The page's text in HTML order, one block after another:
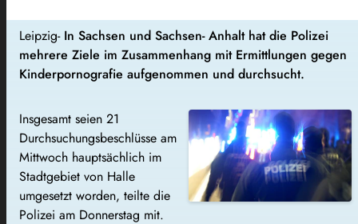
Leipzig- In Sachsen und Sachsen- Anhalt hat die Polizei
mehrere Ziele im Zusammenhang mit Ermittlungen gegen
Kinderpornografie aufgenommen und durchsucht.
Insgesamt seien 21
Durchsuchungsbeschlüsse am
Mittwoch hauptsächlich im
Stadtgebiet von Halle
umgesetzt worden, teilte die
Polizei am Donnerstag mit.